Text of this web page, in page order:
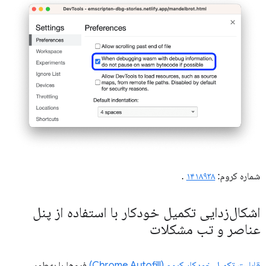
شماره کروم: ۱۴۱۸۹۳۸ .
اشکال‌زدایی تکمیل خودکار با استفاده از پنل
عناصر و تب مشکلات